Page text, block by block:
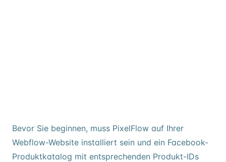
Bevor Sie beginnen, muss PixelFlow auf Ihrer
Webflow-Website installiert sein und ein Facebook-
Produktkatalog mit entsprechenden Produkt-IDs